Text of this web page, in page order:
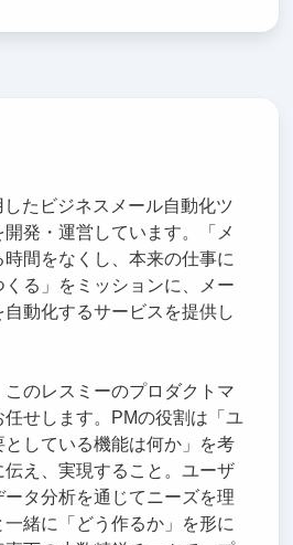
たビジネスメール自動化ツ
発・運営しています。「メ
間をなくし、本来の仕事に
る」をミッションに、メー
動化するサービスを提供し
のレスミーのプロダクトマ
せします。PMの役割は「ユ
している機能は何か」を考
伝え、実現すること。ユーザ
タ分析を通じてニーズを理
緒に「どう作るか」を形に